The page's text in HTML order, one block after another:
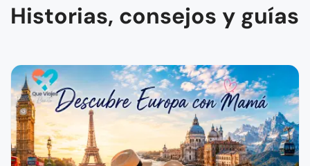
Historias, consejos y guías